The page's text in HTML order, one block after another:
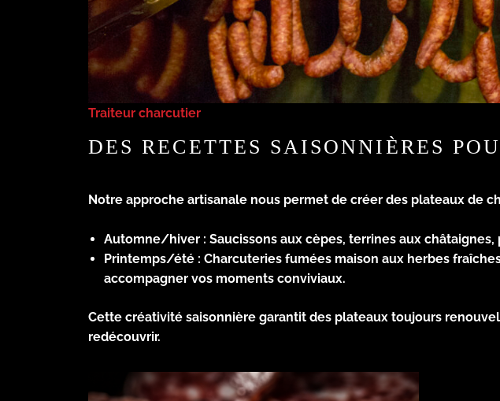
Traiteur charcutier
DES RECETTES SAISONNIÈRES
Notre approche artisanale nous permet de créer des plateaux de
Automne/hiver : Saucissons aux cèpes, terrines aux
Printemps/été : Charcuteries fumées maison aux herbes
accompagner vos moments conviviaux.
Cette créativité saisonnière garantit des plateaux toujours
redécouvrir.